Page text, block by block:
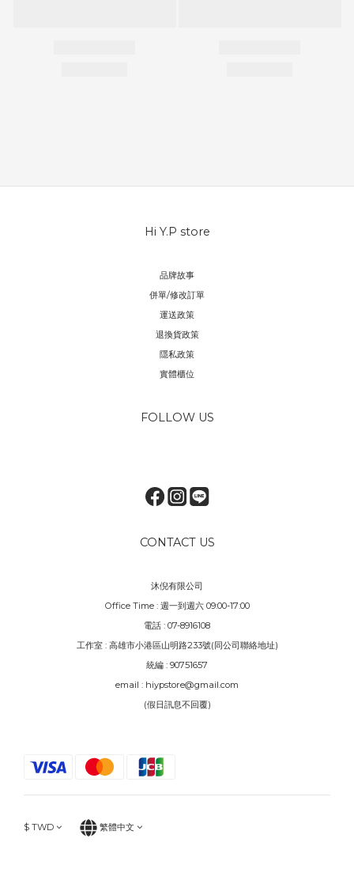
Hi Y.P store
品牌故事
併單/修改訂單
運送政策
退換貨政策
隱私政策
實體櫃位
FOLLOW US
CONTACT US
沐倪有限公司
Office Time : 週一到週六 09:00-17:00
電話 : 07-8916108
工作室 : 高雄市小港區山明路233號(同公司聯絡地址)
統編 : 90751657
email : hiypstore@gmail.com
(假日訊息不回覆)
$ TWD 繁體中文